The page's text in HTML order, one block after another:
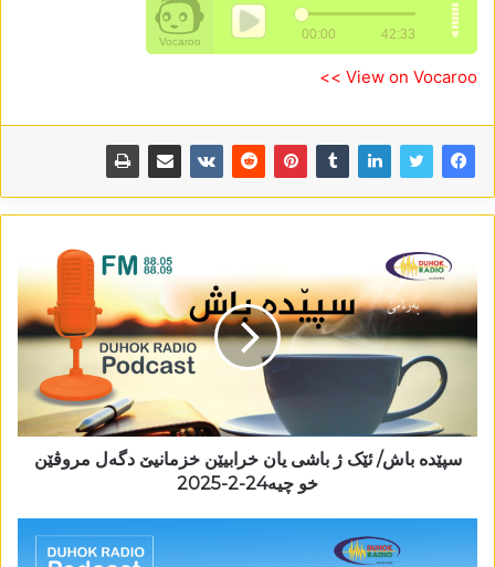
View on Vocaroo >>
سپێدە باش/ ئێک ژ باشی یان خرابیێن خزمانیێ دگەل مروڤێن
خو چیە24-2-2025